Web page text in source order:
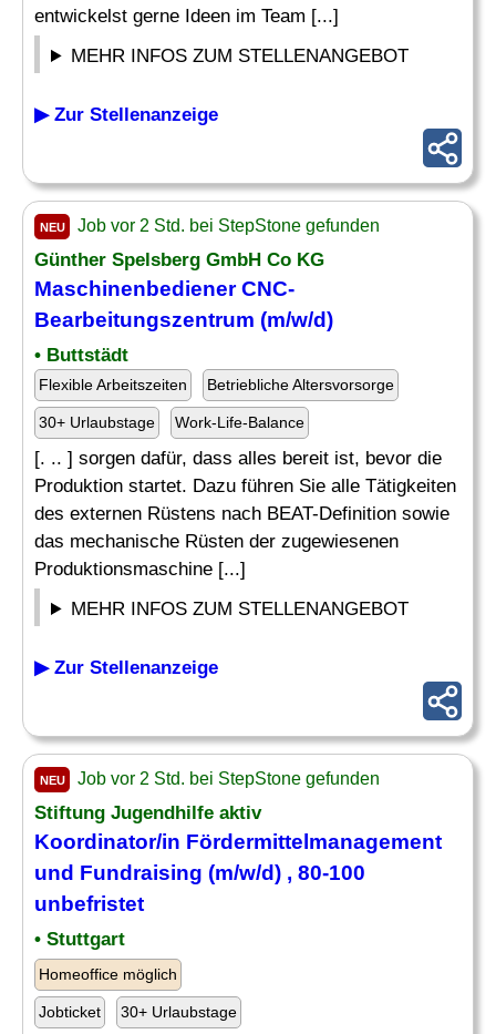
entwickelst gerne Ideen im Team [...]
MEHR INFOS ZUM STELLENANGEBOT
▶ Zur Stellenanzeige
NEU Job vor 2 Std. bei StepStone gefunden
Günther Spelsberg GmbH Co KG
Maschinenbediener CNC-
Bearbeitungszentrum (m/w/d)
• Buttstädt
Flexible Arbeitszeiten Betriebliche Altersvorsorge
30+ Urlaubstage Work-Life-Balance
[. .. ] sorgen dafür, dass alles bereit ist, bevor die
Produktion startet. Dazu führen Sie alle Tätigkeiten
des externen Rüstens nach BEAT-Definition sowie
das mechanische Rüsten der zugewiesenen
Produktionsmaschine [...]
MEHR INFOS ZUM STELLENANGEBOT
▶ Zur Stellenanzeige
NEU Job vor 2 Std. bei StepStone gefunden
Stiftung Jugendhilfe aktiv
Koordinator/in Fördermittelmanagement
und Fundraising (m/w/d) , 80-100
unbefristet
• Stuttgart
Homeoffice möglich
Jobticket 30+ Urlaubstage